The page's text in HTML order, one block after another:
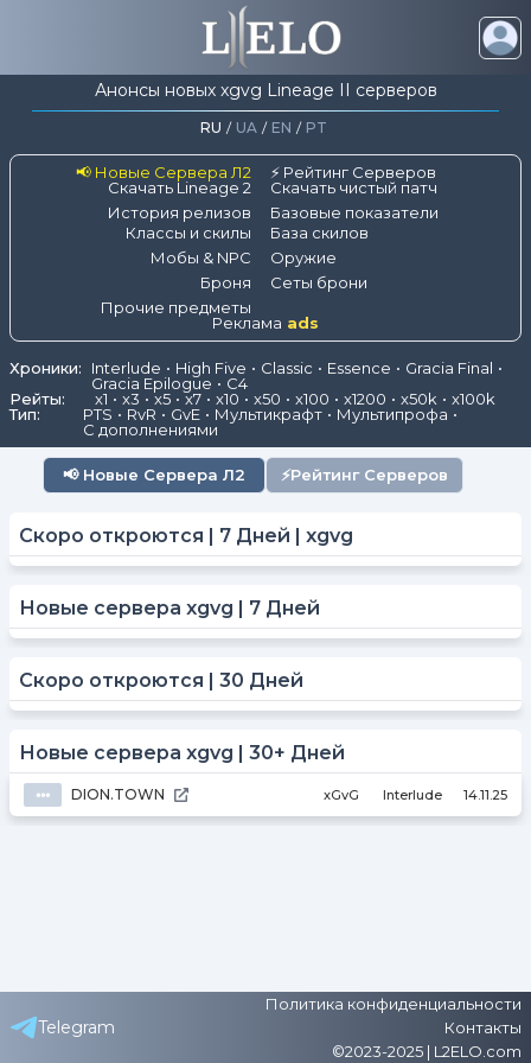
Анонсы новых xgvg Lineage II серверов
RU / UA / EN / PT
📢 Новые Сервера Л2
⚡ Рейтинг Серверов
Скачать Lineage 2
Скачать чистый патч
История релизов
Базовые показатели
Классы и скилы
База скилов
Мобы & NPC
Оружие
Броня
Сеты брони
Прочие предметы
Реклама ads
Хроники: Interlude High Five Classic Essence
Gracia Final
Gracia Epilogue
C4
Рейты:
x1 x3 x5 x7 x10 x50 x100 x1200 x50k
x100k
Тип:
PTS RvR GvE Мультикрафт
Мультипрофа
С дополнениями
📢 Новые Сервера Л2 ⚡Рейтинг Серверов
Скоро откроются | 7 Дней | xgvg
Новые сервера xgvg | 7 Дней
Скоро откроются | 30 Дней
Новые сервера xgvg | 30+ Дней
⦁⦁⦁ DION.TOWN xGvG Interlude 14.11.25
Telegram
Политика конфиденциальности
Контакты
©2023-2025 | L2ELO.com